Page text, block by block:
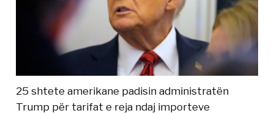
25 shtete amerikane padisin administratën
Trump për tarifat e reja ndaj importeve